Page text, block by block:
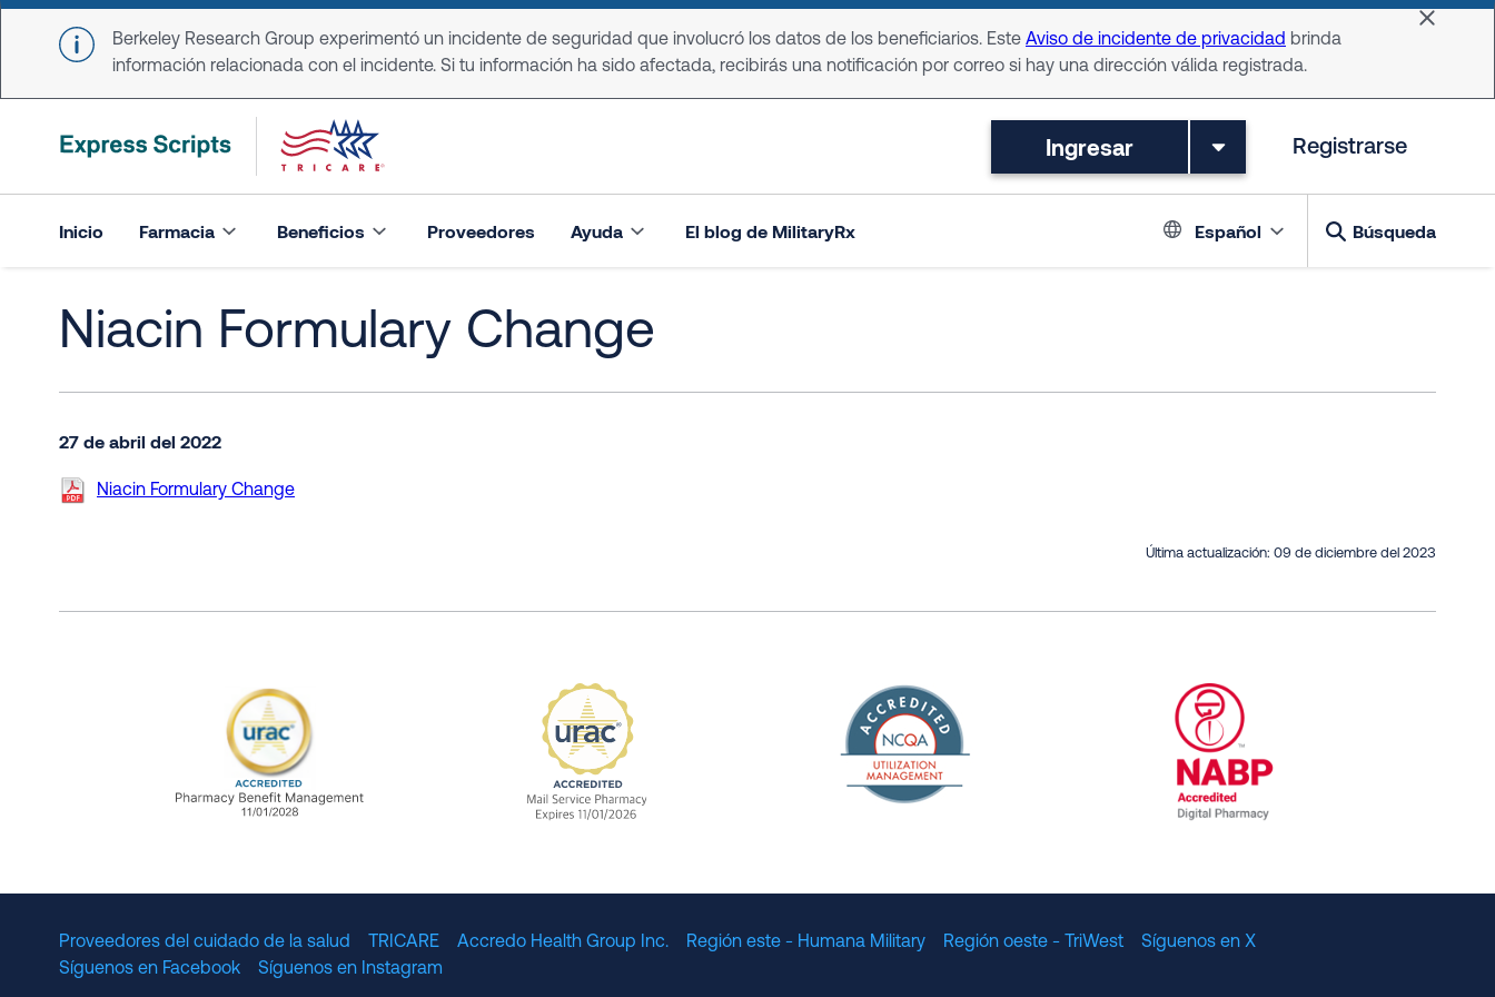
Skip to main content
Berkeley Research Group experimentó un incidente de seguridad que involucró los datos de los beneficiarios. Este Aviso de incidente de privacidad brinda
información relacionada con el incidente. Si tu información ha sido afectada, recibirás una notificación por correo si hay una dirección válida registrada.
Dismiss
Ingresar Registrarse
Inicio Farmacia Beneficios Proveedores Ayuda El blog de MilitaryRx Language
Español Búsqueda
Niacin Formulary Change
27 de abril del 2022
Niacin Formulary Change
Última actualización: 09 de diciembre del 2023
Proveedores del cuidado de la salud TRICARE Accredo Health Group Inc. Región este - Humana Military Región oeste - TriWest
Síguenos en X
Síguenos en Facebook
Síguenos en Instagram